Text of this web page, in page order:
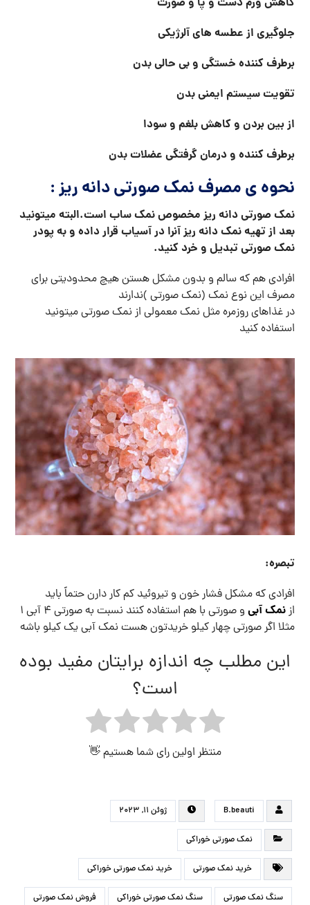
جلوگیری از عطسه های آلرژیکی
برطرف کننده خستگی و بی حالی بدن
تقویت سیستم ایمنی بدن
از بین بردن و کاهش بلغم و سودا
برطرف کننده و درمان گرفتگی عضلات بدن
نحوه ی مصرف نمک صورتی دانه ریز :
نمک صورتی دانه ریز مخصوص نمک ساب است.البته میتونید
بعد از تهیه نمک دانه ریز آنرا در آسیاب قرار داده و به پودر
نمک صورتی تبدیل و خرد کنید.
افرادی هم که سالم و بدون مشکل هستن هیچ محدودیتی برای
مصرف این نوع نمک (نمک صورتی )ندارند
در غذاهای روزمره مثل نمک معمولی از نمک صورتی میتونید
استفاده کنید
تبصره:
افرادی که مشکل فشار خون و تیروئید کم کار دارن حتماً باید
ازنمک آبی
و صورتی با هم استفاده کنند نسبت به صورتی ۴ آبی ۱
مثلا اگر صورتی چهار کیلو خریدتون هست نمک آبی یک کیلو باشه
این مطلب چه اندازه برایتان مفید بوده
است؟
منتظر اولین رای شما هستیم 👋
B.beauti ژوئن ۱۱, ۲۰۲۳
نمک صورتی خوراکی
خرید نمک صورتی خرید نمک صورتی خوراکی
سنگ نمک صورتی سنگ نمک صورتی خوراکی فروش نمک صورتی